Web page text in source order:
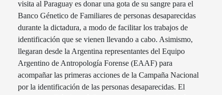
visita al Paraguay es donar una gota de su sangre para el
Banco Génetico de Familiares de personas desaparecidas
durante la dictadura, a modo de facilitar los trabajos de
identificación que se vienen llevando a cabo. Asimismo,
llegaran desde la Argentina representantes del Equipo
Argentino de Antropología Forense (EAAF) para
acompañar las primeras acciones de la Campaña Nacional
por la identificación de las personas desaparecidas. El